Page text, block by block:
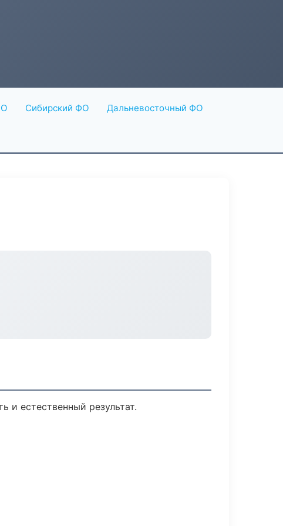
Сибирский ФО Дальневосточный ФО
и естественный результат.